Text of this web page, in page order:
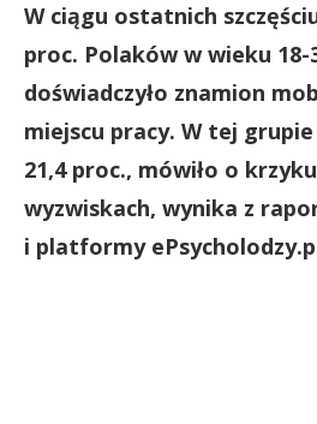
W ciągu ostatnich
proc. Polaków w wieku 18-
doświadczyło znamion
miejscu pracy. W tej
21,4 proc., mówiło o
wyzwiskach, wynika z
i platformy